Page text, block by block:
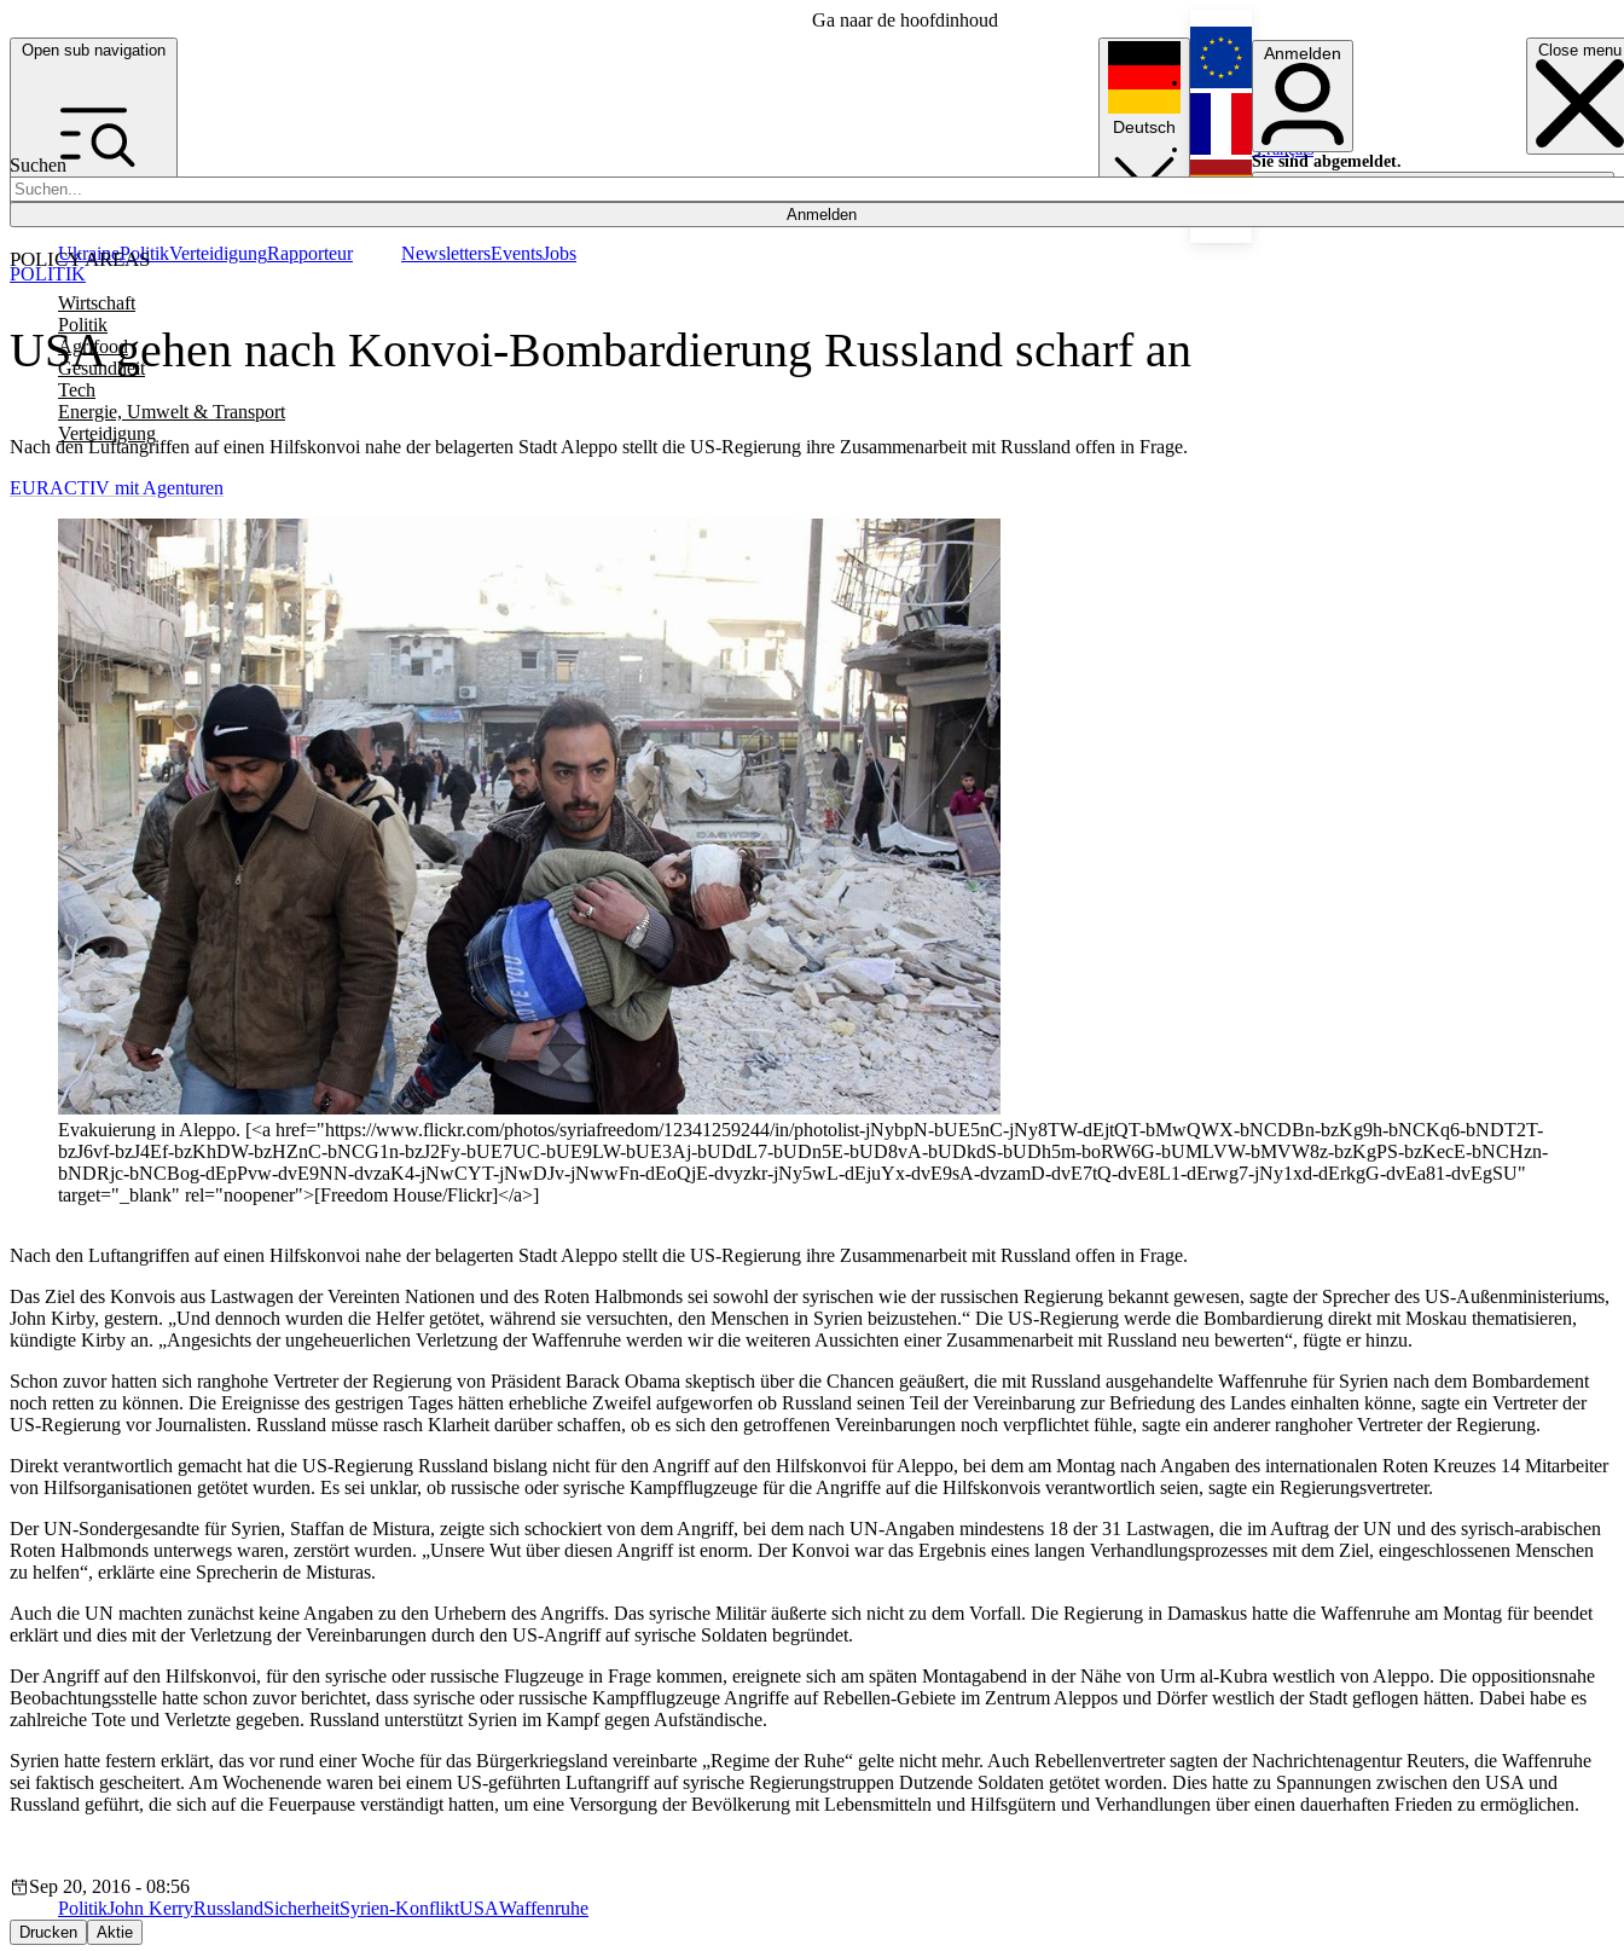
Ga naar de hoofdinhoud
Open sub navigation Close menu
Suchen
Anmelden
POLICY AREAS
Wirtschaft
Politik
Agrifood
Gesundheit
Tech
Energie, Umwelt & Transport
Verteidigung
UkrainePolitikVerteidigungRapporteur NewslettersEventsJobs
Deutsch
English
Français
Anmelden
Sie sind abgemeldet.
Anmelden
Licht aus
USA gehen nach Konvoi-Bombardierung Russland scharf an
Nach den Luftangriffen auf einen Hilfskonvoi nahe der belagerten Stadt Aleppo stellt die US-Regierung ihre Zusammenarbeit mit Russland offen in Frage.
POLITIK
EURACTIV mit Agenturen
Evakuierung in Aleppo. [<a href="https://www.flickr.com/photos/syriafreedom/12341259244/in/photolist-jNybpN-bUE5nC-jNy8TW-dEjtQT-bMwQWX-bNCDBn-bzKg9h-bNCKq6-bNDT2T-
bzJ6vf-bzJ4Ef-bzKhDW-bzHZnC-bNCG1n-bzJ2Fy-bUE7UC-bUE9LW-bUE3Aj-bUDdL7-bUDn5E-bUD8vA-bUDkdS-bUDh5m-boRW6G-bUMLVW-bMVW8z-bzKgPS-bzKecE-bNCHzn-
bNDRjc-bNCBog-dEpPvw-dvE9NN-dvzaK4-jNwCYT-jNwDJv-jNwwFn-dEoQjE-dvyzkr-jNy5wL-dEjuYx-dvE9sA-dvzamD-dvE7tQ-dvE8L1-dErwg7-jNy1xd-dErkgG-dvEa81-dvEgSU"
target="_blank" rel="noopener">[Freedom House/Flickr]</a>]
Nach den Luftangriffen auf einen Hilfskonvoi nahe der belagerten Stadt Aleppo stellt die US-Regierung ihre Zusammenarbeit mit Russland offen in Frage.
Das Ziel des Konvois aus Lastwagen der Vereinten Nationen und des Roten Halbmonds sei sowohl der syrischen wie der russischen Regierung bekannt gewesen, sagte der Sprecher des US-Außenministeriums,
John Kirby, gestern. „Und dennoch wurden die Helfer getötet, während sie versuchten, den Menschen in Syrien beizustehen.“ Die US-Regierung werde die Bombardierung direkt mit Moskau thematisieren,
kündigte Kirby an. „Angesichts der ungeheuerlichen Verletzung der Waffenruhe werden wir die weiteren Aussichten einer Zusammenarbeit mit Russland neu bewerten“, fügte er hinzu.
Schon zuvor hatten sich ranghohe Vertreter der Regierung von Präsident Barack Obama skeptisch über die Chancen geäußert, die mit Russland ausgehandelte Waffenruhe für Syrien nach dem Bombardement
noch retten zu können. Die Ereignisse des gestrigen Tages hätten erhebliche Zweifel aufgeworfen ob Russland seinen Teil der Vereinbarung zur Befriedung des Landes einhalten könne, sagte ein Vertreter der
US-Regierung vor Journalisten. Russland müsse rasch Klarheit darüber schaffen, ob es sich den getroffenen Vereinbarungen noch verpflichtet fühle, sagte ein anderer ranghoher Vertreter der Regierung.
Direkt verantwortlich gemacht hat die US-Regierung Russland bislang nicht für den Angriff auf den Hilfskonvoi für Aleppo, bei dem am Montag nach Angaben des internationalen Roten Kreuzes 14 Mitarbeiter
von Hilfsorganisationen getötet wurden. Es sei unklar, ob russische oder syrische Kampfflugzeuge für die Angriffe auf die Hilfskonvois verantwortlich seien, sagte ein Regierungsvertreter.
Der UN-Sondergesandte für Syrien, Staffan de Mistura, zeigte sich schockiert von dem Angriff, bei dem nach UN-Angaben mindestens 18 der 31 Lastwagen, die im Auftrag der UN und des syrisch-arabischen
Roten Halbmonds unterwegs waren, zerstört wurden. „Unsere Wut über diesen Angriff ist enorm. Der Konvoi war das Ergebnis eines langen Verhandlungsprozesses mit dem Ziel, eingeschlossenen Menschen
zu helfen“, erklärte eine Sprecherin de Misturas.
Auch die UN machten zunächst keine Angaben zu den Urhebern des Angriffs. Das syrische Militär äußerte sich nicht zu dem Vorfall. Die Regierung in Damaskus hatte die Waffenruhe am Montag für beendet
erklärt und dies mit der Verletzung der Vereinbarungen durch den US-Angriff auf syrische Soldaten begründet.
Der Angriff auf den Hilfskonvoi, für den syrische oder russische Flugzeuge in Frage kommen, ereignete sich am späten Montagabend in der Nähe von Urm al-Kubra westlich von Aleppo. Die oppositionsnahe
Beobachtungsstelle hatte schon zuvor berichtet, dass syrische oder russische Kampfflugzeuge Angriffe auf Rebellen-Gebiete im Zentrum Aleppos und Dörfer westlich der Stadt geflogen hätten. Dabei habe es
zahlreiche Tote und Verletzte gegeben. Russland unterstützt Syrien im Kampf gegen Aufständische.
Syrien hatte festern erklärt, das vor rund einer Woche für das Bürgerkriegsland vereinbarte „Regime der Ruhe“ gelte nicht mehr. Auch Rebellenvertreter sagten der Nachrichtenagentur Reuters, die Waffenruhe
sei faktisch gescheitert. Am Wochenende waren bei einem US-geführten Luftangriff auf syrische Regierungstruppen Dutzende Soldaten getötet worden. Dies hatte zu Spannungen zwischen den USA und
Russland geführt, die sich auf die Feuerpause verständigt hatten, um eine Versorgung der Bevölkerung mit Lebensmitteln und Hilfsgütern und Verhandlungen über einen dauerhaften Frieden zu ermöglichen.
Sep 20, 2016 - 08:56
PolitikJohn KerryRusslandSicherheitSyrien-KonfliktUSAWaffenruhe
Drucken Aktie